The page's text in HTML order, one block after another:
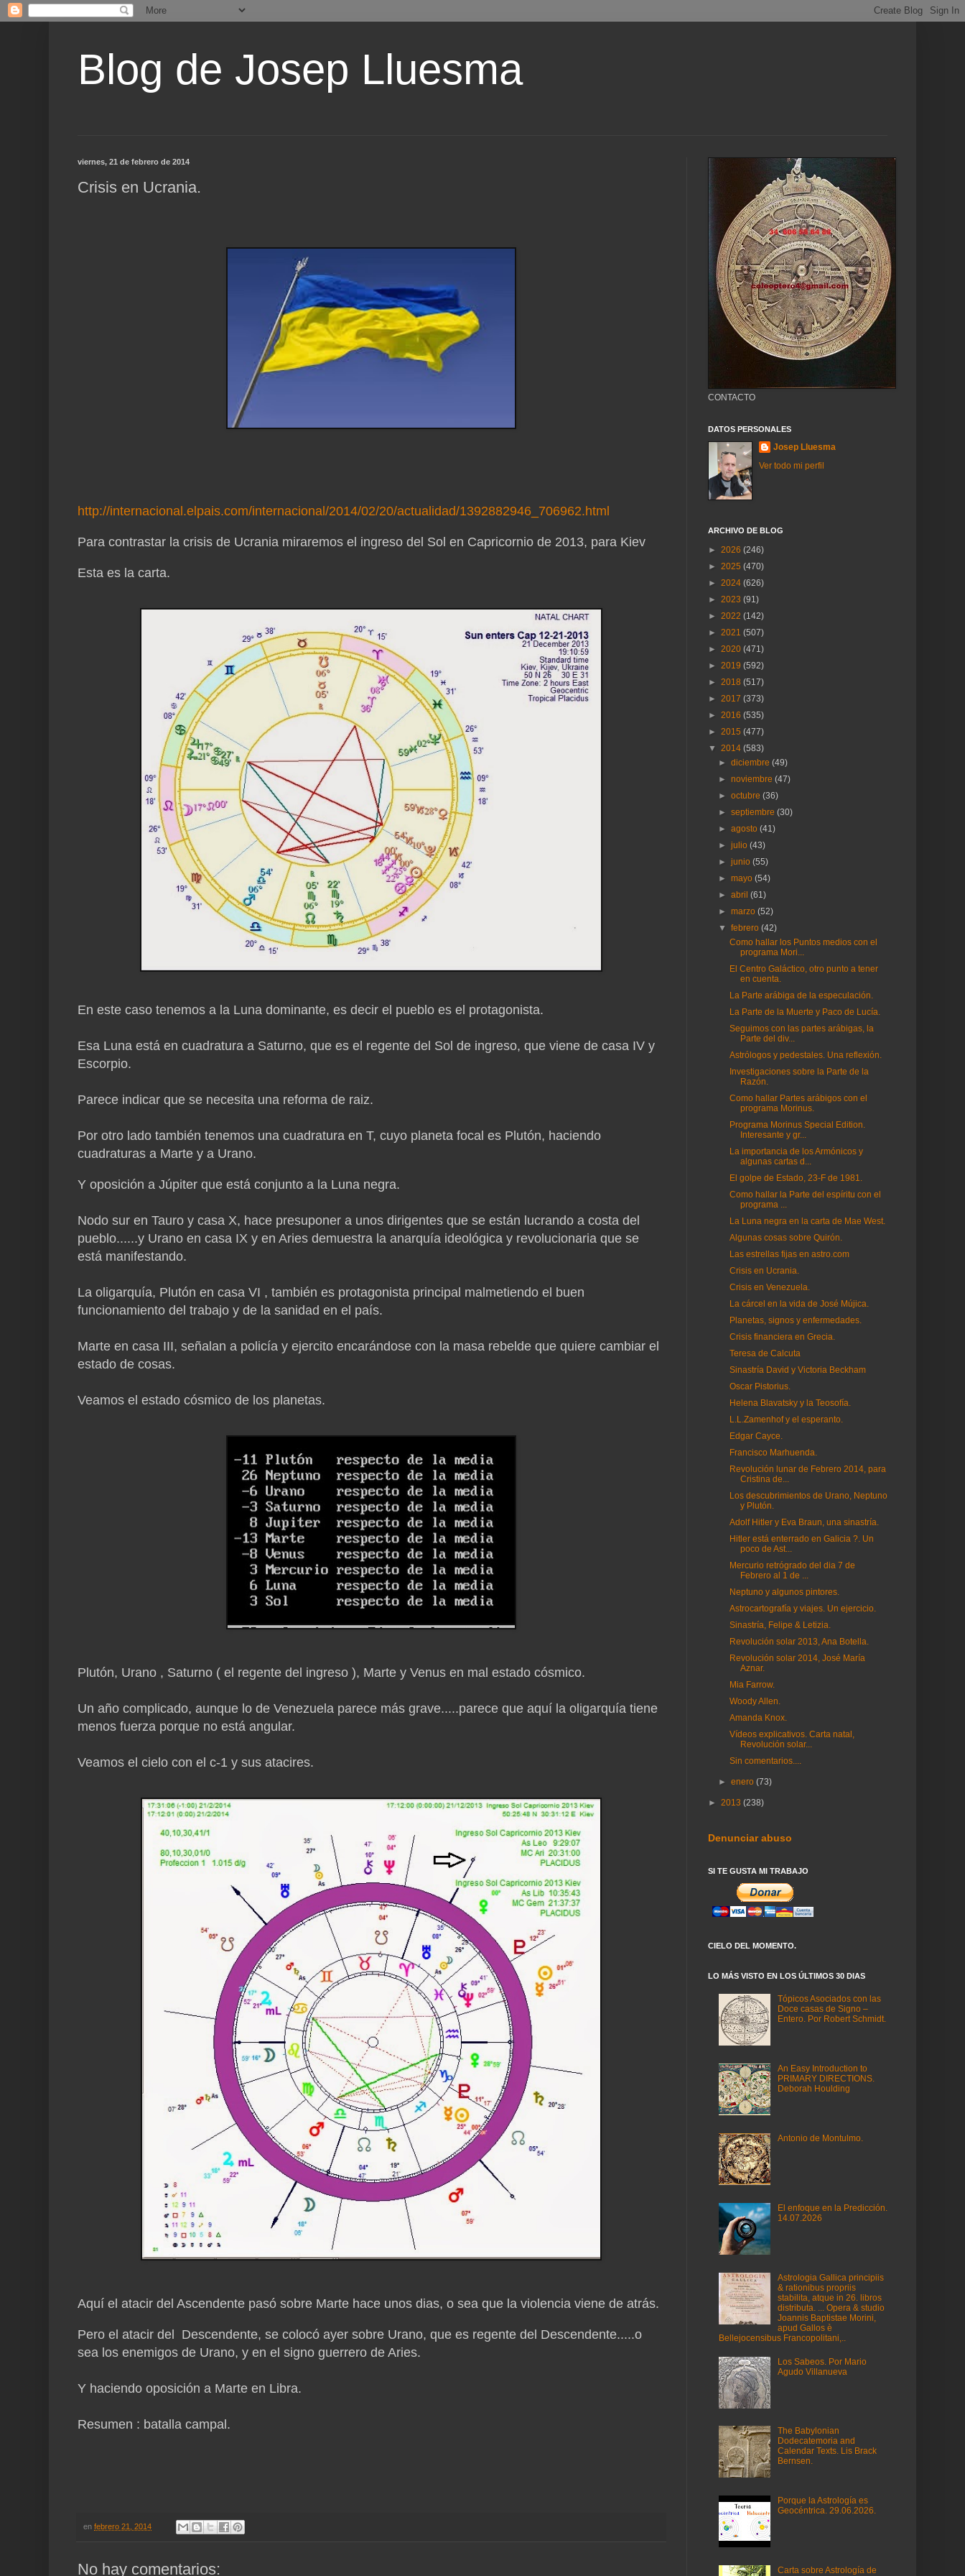
Blog de Josep Lluesma
viernes, 21 de febrero de 2014
Crisis en Ucrania.
http://internacional.elpais.com/internacional/2014/02/20/actualidad/1392882946_706962.html
Para contrastar la crisis de Ucrania miraremos el ingreso del Sol en Capricornio de 2013, para Kiev
Esta es la carta.
En este caso tenemos a la Luna dominante, es decir el pueblo es el protagonista.
Esa Luna está en cuadratura a Saturno, que es el regente del Sol de ingreso, que viene de casa IV y
Escorpio.
Parece indicar que se necesita una reforma de raiz.
Por otro lado también tenemos una cuadratura en T, cuyo planeta focal es Plutón, haciendo
cuadraturas a Marte y a Urano.
Y oposición a Júpiter que está conjunto a la Luna negra.
Nodo sur en Tauro y casa X, hace presuponer a unos dirigentes que se están lucrando a costa del
pueblo......y Urano en casa IX y en Aries demuestra la anarquía ideológica y revolucionaria que se
está manifestando.
La oligarquía, Plutón en casa VI , también es protagonista principal malmetiendo el buen
funcionamiento del trabajo y de la sanidad en el país.
Marte en casa III, señalan a policía y ejercito encarándose con la masa rebelde que quiere cambiar el
estado de cosas.
Veamos el estado cósmico de los planetas.
Plutón, Urano , Saturno ( el regente del ingreso ), Marte y Venus en mal estado cósmico.
Un año complicado, aunque lo de Venezuela parece más grave.....parece que aquí la oligarquía tiene
menos fuerza porque no está angular.
Veamos el cielo con el c-1 y sus atacires.
Aquí el atacir del Ascendente pasó sobre Marte hace unos dias, o sea que la violencia viene de atrás.
Pero el atacir del Descendente, se colocó ayer sobre Urano, que es regente del Descendente.....o
sea los enemigos de Urano, y en el signo guerrero de Aries.
Y haciendo oposición a Marte en Libra.
Resumen : batalla campal.
en febrero 21, 2014
No hay comentarios:
CONTACTO
DATOS PERSONALES
Josep Lluesma
Ver todo mi perfil
ARCHIVO DE BLOG
► 2026 (246)
► 2025 (470)
► 2024 (626)
► 2023 (91)
► 2022 (142)
► 2021 (507)
► 2020 (471)
► 2019 (592)
► 2018 (517)
► 2017 (373)
► 2016 (535)
► 2015 (477)
▼ 2014 (583)
►diciembre(49)
►noviembre(47)
►octubre(36)
►septiembre(30)
►agosto(41)
►julio(43)
►junio(55)
►mayo(54)
►abril(61)
►marzo(52)
▼febrero(42)
Como hallar los Puntos medios con el
programa Mori...
El Centro Galáctico, otro punto a tener
en cuenta.
La Parte arábiga de la especulación.
La Parte de la Muerte y Paco de Lucía.
Seguimos con las partes arábigas, la
Parte del div...
Astrólogos y pedestales. Una reflexión.
Investigaciones sobre la Parte de la
Razón.
Como hallar Partes arábigos con el
programa Morinus.
Programa Morinus Special Edition.
Interesante y gr...
La importancia de los Armónicos y
algunas cartas d...
El golpe de Estado, 23-F de 1981.
Como hallar la Parte del espíritu con el
programa ...
La Luna negra en la carta de Mae West.
Algunas cosas sobre Quirón.
Las estrellas fijas en astro.com
Crisis en Ucrania.
Crisis en Venezuela.
La cárcel en la vida de José Mújica.
Planetas, signos y enfermedades.
Crisis financiera en Grecia.
Teresa de Calcuta
Sinastría David y Victoria Beckham
Oscar Pistorius.
Helena Blavatsky y la Teosofía.
L.L.Zamenhof y el esperanto.
Edgar Cayce.
Francisco Marhuenda.
Revolución lunar de Febrero 2014, para
Cristina de...
Los descubrimientos de Urano, Neptuno
y Plutón.
Adolf Hitler y Eva Braun, una sinastría.
Hitler está enterrado en Galicia ?. Un
poco de Ast...
Mercurio retrógrado del dia 7 de
Febrero al 1 de ...
Neptuno y algunos pintores.
Astrocartografía y viajes. Un ejercicio.
Sinastría, Felipe & Letizia.
Revolución solar 2013, Ana Botella.
Revolución solar 2014, José María
Aznar.
Mia Farrow.
Woody Allen.
Amanda Knox.
Vídeos explicativos. Carta natal,
Revolución solar...
Sin comentarios....
►enero(73)
► 2013 (238)
Denunciar abuso
SI TE GUSTA MI TRABAJO
CIELO DEL MOMENTO.
LO MÁS VISTO EN LOS ÚLTIMOS 30 DIAS
Tópicos Asociados con las
Doce casas de Signo –
Entero. Por Robert Schmidt.
An Easy Introduction to
PRIMARY DIRECTIONS.
Deborah Houlding
Antonio de Montulmo.
El enfoque en la Predicción.
14.07.2026
Astrologia Gallica principiis
& rationibus propriis
stabilita, atque in 26. libros
distributa. ... Opera & studio
Joannis Baptistae Morini,
apud Gallos è
Bellejocensibus Francopolitani,..
Los Sabeos. Por Mario
Agudo Villanueva
The Babylonian
Dodecatemoria and
Calendar Texts. Lis Brack
Bernsen.
Porque la Astrología es
Geocéntrica. 29.06.2026.
Carta sobre Astrología de